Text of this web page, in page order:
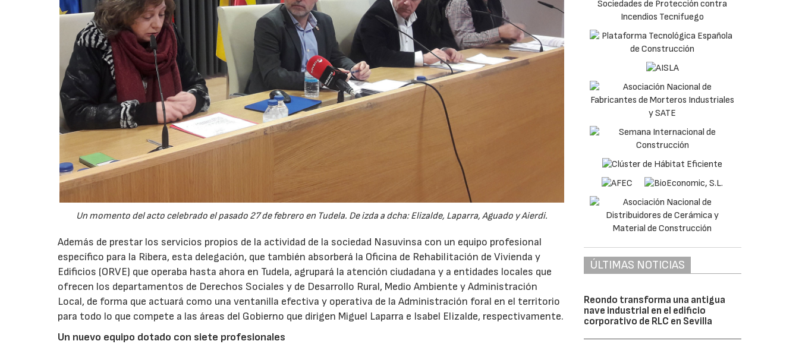
Un momento del acto celebrado el pasado 27 de febrero en Tudela. De izda a dcha: Elizalde, Laparra, Aguado y Aierdi.
Además de prestar los servicios propios de la actividad de la sociedad Nasuvinsa con un equipo profesional
específico para la Ribera, esta delegación, que también absorberá la Oficina de Rehabilitación de Vivienda y
Edificios (ORVE) que operaba hasta ahora en Tudela, agrupará la atención ciudadana y a entidades locales que
ofrecen los departamentos de Derechos Sociales y de Desarrollo Rural, Medio Ambiente y Administración
Local, de forma que actuará como una ventanilla efectiva y operativa de la Administración foral en el territorio
para todo lo que compete a las áreas del Gobierno que dirigen Miguel Laparra e Isabel Elizalde, respectivamente.
Un nuevo equipo dotado con siete profesionales
ÚLTIMAS NOTICIAS
Reondo transforma una antigua
nave industrial en el edificio
corporativo de RLC en Sevilla